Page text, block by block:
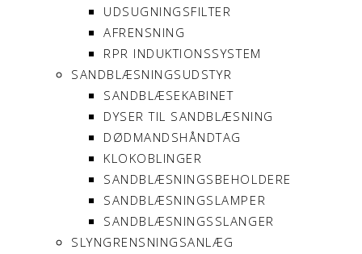
UDSUGNINGSFILTER
AFRENSNING
RPR INDUKTIONSSYSTEM
SANDBLÆSNINGSUDSTYR
SANDBLÆSEKABINET
DYSER TIL SANDBLÆSNING
DØDMANDSHÅNDTAG
KLOKOBLINGER
SANDBLÆSNINGSBEHOLDERE
SANDBLÆSNINGSLAMPER
SANDBLÆSNINGSSLANGER
SLYNGRENSNINGSANLÆG